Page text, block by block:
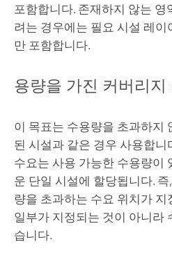
포함합니다. 존재하지 않는
려는 경우에는 필요 시설 레이
만 포함합니다.
용량을 가진 커버리지
이 목표는 수용량을 초과하지
된 시설과 같은 경우 사용합니
수요는 사용 가능한 수용량이
운 단일 시설에 할당됩니다.
량을 초과하는 수요 위치가
일부가 지정되는 것이 아니라
습니다.